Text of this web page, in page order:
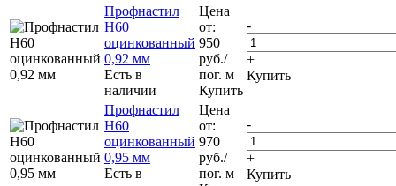
Профнастил
Н60
оцинкованный
0,92 мм
Есть в
наличии
Цена
от:
950
руб./
пог. м
Купить
-
+
Купить
Профнастил
Н60
оцинкованный
0,95 мм
Есть в
Цена
от:
970
руб./
пог. м
-
+
Купить